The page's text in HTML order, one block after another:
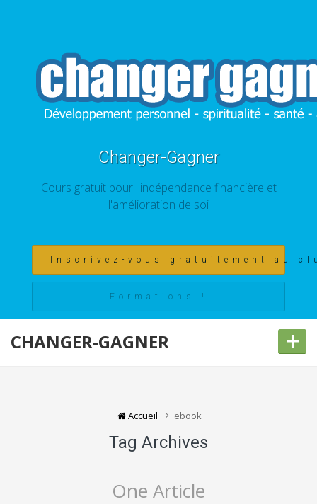
Changer-Gagner
Cours gratuit pour l'indépendance financière et
l'amélioration de soi
Inscrivez-vous gratuitement au
Formations !
CHANGER-GAGNER +
Accueil ebook
Tag Archives
One Article